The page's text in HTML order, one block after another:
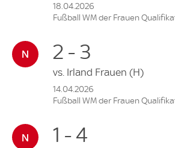
18.04.2026
Fußball WM der Frauen
2 - 3
vs. Irland Frauen (H)
14.04.2026
Fußball WM der Frauen
1 - 4